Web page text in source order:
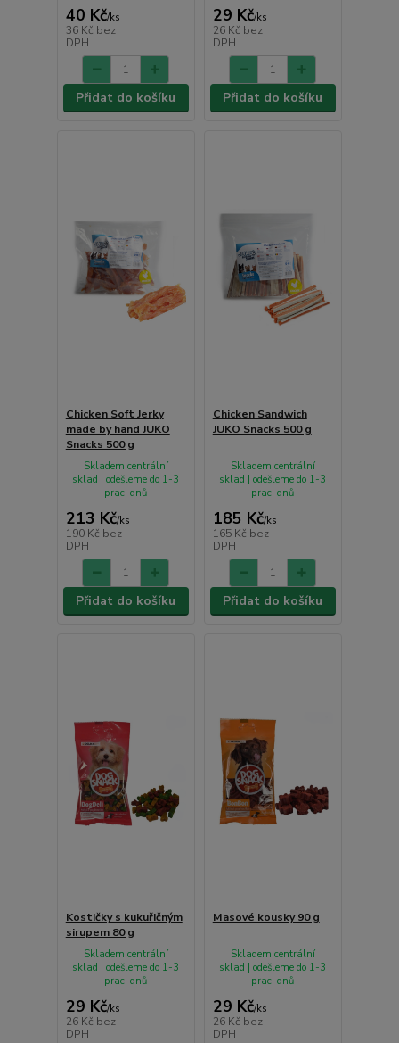
40 Kč/ks
36 Kč bez
DPH
Přidat do košíku
29 Kč/ks
26 Kč bez
DPH
Přidat do košíku
Chicken Soft Jerky
made by hand JUKO
Snacks 500 g
213 Kč/ks
190 Kč bez
DPH
Skladem centrální
sklad | odešleme do 1-3
prac. dnů
Přidat do košíku
Chicken Sandwich
JUKO Snacks 500 g
185 Kč/ks
165 Kč bez
DPH
Skladem centrální
sklad | odešleme do 1-3
prac. dnů
Přidat do košíku
Kostičky s kukuřičným
sirupem 80 g
29 Kč/ks
26 Kč bez
DPH
Skladem centrální
sklad | odešleme do 1-3
prac. dnů
Masové kousky 90 g
29 Kč/ks
26 Kč bez
DPH
Skladem centrální
sklad | odešleme do 1-3
prac. dnů